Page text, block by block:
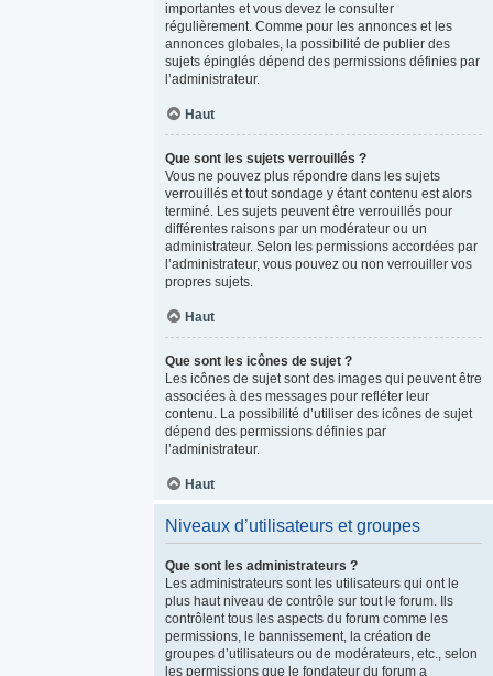
importantes et vous devez le consulter
régulièrement. Comme pour les annonces et les
annonces globales, la possibilité de publier des
sujets épinglés dépend des permissions définies par
l’administrateur.
Haut
Que sont les sujets verrouillés ?
Vous ne pouvez plus répondre dans les sujets
verrouillés et tout sondage y étant contenu est alors
terminé. Les sujets peuvent être verrouillés pour
différentes raisons par un modérateur ou un
administrateur. Selon les permissions accordées par
l’administrateur, vous pouvez ou non verrouiller vos
propres sujets.
Haut
Que sont les icônes de sujet ?
Les icônes de sujet sont des images qui peuvent être
associées à des messages pour refléter leur
contenu. La possibilité d’utiliser des icônes de sujet
dépend des permissions définies par
l’administrateur.
Haut
Niveaux d’utilisateurs et groupes
Que sont les administrateurs ?
Les administrateurs sont les utilisateurs qui ont le
plus haut niveau de contrôle sur tout le forum. Ils
contrôlent tous les aspects du forum comme les
permissions, le bannissement, la création de
groupes d’utilisateurs ou de modérateurs, etc., selon
les permissions que le fondateur du forum a